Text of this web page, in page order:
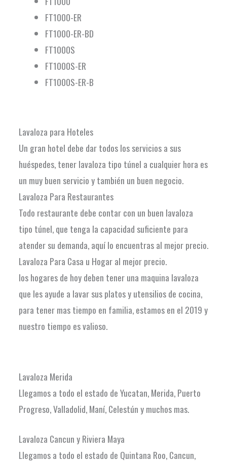
FT1000-ER
FT1000-ER-BD
FT1000S
FT1000S-ER
FT1000S-ER-B
Lavaloza para Hoteles
Un gran hotel debe dar todos los servicios a sus
huéspedes, tener lavaloza tipo túnel a cualquier hora es
un muy buen servicio y también un buen negocio.
Lavaloza Para Restaurantes
Todo restaurante debe contar con un buen lavaloza
tipo túnel, que tenga la capacidad suficiente para
atender su demanda, aquí lo encuentras al mejor precio.
Lavaloza Para Casa u Hogar al mejor precio.
los hogares de hoy deben tener una maquina lavaloza
que les ayude a lavar sus platos y utensilios de cocina,
para tener mas tiempo en familia, estamos en el 2019 y
nuestro tiempo es valioso.
Lavaloza Merida
Llegamos a todo el estado de Yucatan, Merida, Puerto
Progreso, Valladolid, Maní, Celestún y muchos mas.
Lavaloza Cancun y Riviera Maya
Llegamos a todo el estado de Quintana Roo, Cancun,